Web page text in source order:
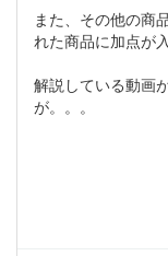
また、その他の商
れた商品に加点が
解説している動画
が。。。